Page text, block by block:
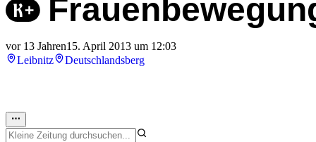
vor 13 Jahren15. April 2013 um 12:03
Leibnitz
Deutschlandsberg